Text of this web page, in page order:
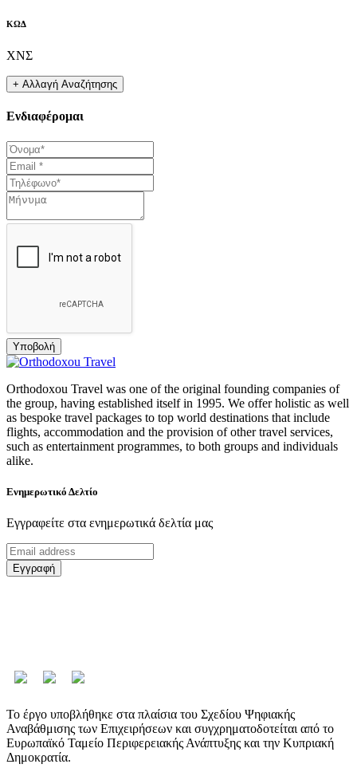
ΚΩΔ
ΧΝΣ
Ενδιαφέρομαι
Υποβολή
Orthodoxou Travel was one of the original founding companies of
the group, having established itself in 1995. We offer holistic as well
as bespoke travel packages to top world destinations that include
flights, accommodation and the provision of other travel services,
such as entertainment programmes, to both groups and individuals
alike.
Ενημερωτικό Δελτίο
Εγγραφείτε στα ενημερωτικά δελτία μας
Εγγραφή
Το έργο υποβλήθηκε στα πλαίσια του Σχεδίου Ψηφιακής
Αναβάθμισης των Επιχειρήσεων και συγχρηματοδοτείται από το
Ευρωπαϊκό Ταμείο Περιφερειακής Ανάπτυξης και την Κυπριακή
Δημοκρατία.